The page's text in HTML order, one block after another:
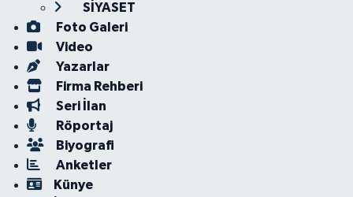
SİYASET
Foto Galeri
Video
Yazarlar
Firma Rehberi
Seri İlan
Röportaj
Biyografi
Anketler
Künye